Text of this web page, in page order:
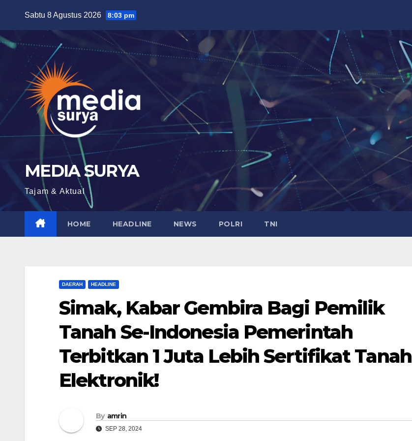
content
Sabtu 8 Agustus 2026 8:03 pm
MEDIA SURYA
Tajam & Aktual
HOME HEADLINE NEWS POLRI TNI
DAERAH HEADLINE
Simak, Kabar Gembira Bagi Pemilik
Tanah Se-Indonesia Pemerintah
Terbitkan 1 Juta Lebih Sertifikat Tanah
Elektronik!
By amrin
SEP 28, 2024